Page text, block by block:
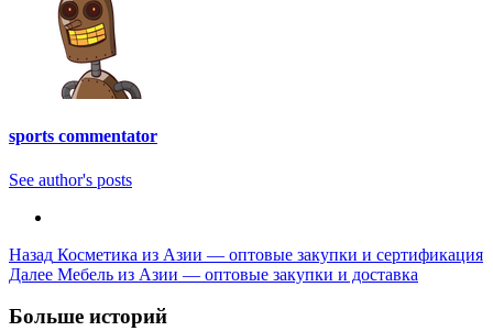
sports commentator
See author's posts
Post
Navigation
Назад Косметика из Азии — оптовые закупки и сертификация
Далее Мебель из Азии — оптовые закупки и доставка
Больше историй